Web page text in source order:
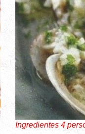
Ingredientes 4